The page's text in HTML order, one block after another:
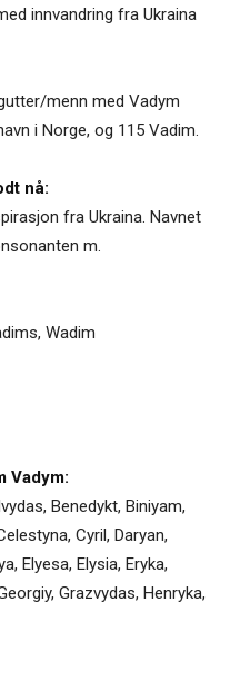
innvandring fra Ukraina
menn med Vadym
i Norge, og 115 Vadim.
nå:
fra Ukraina. Navnet
m.
, Wadim
Vadym:
, Benedykt, Biniyam,
, Cyril, Daryan,
, Elyesa, Elysia, Eryka,
, Grazvydas, Henryka,